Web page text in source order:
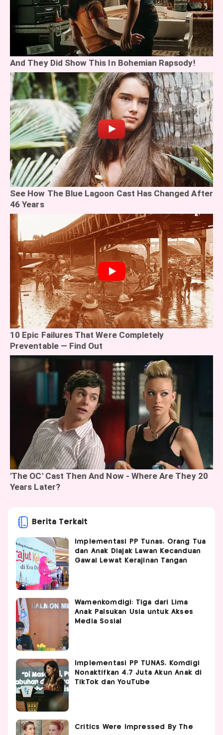
Berita Terkait
Implementasi PP Tunas, Orang Tua
dan Anak Diajak Lawan Kecanduan
Gawai Lewat Kerajinan Tangan
Wamenkomdigi: Tiga dari Lima
Anak Palsukan Usia untuk Akses
Media Sosial
Implementasi PP TUNAS, Komdigi
Nonaktifkan 4,7 Juta Akun Anak di
TikTok dan YouTube